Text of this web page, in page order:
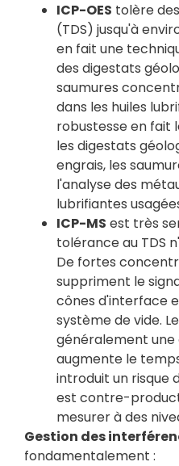
ICP-OES tolère
(TDS) jusqu'à
en fait une
des digestats
saumures
dans les huiles
robustesse en fait
les digestats
engrais, les
l'analyse des
lubrifiantes
ICP-MS est très
tolérance au TDS
De fortes
suppriment le
cônes d'interface
système de vide.
généralement
augmente le
introduit un risque
est contre-
mesurer à des
Gestion des
fondamentalement :